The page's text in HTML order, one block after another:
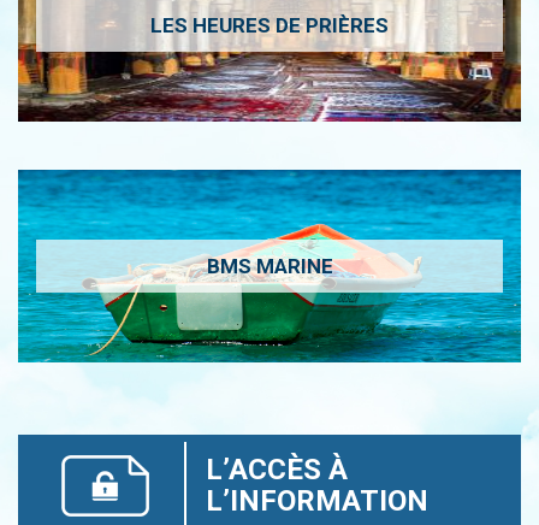
LES HEURES DE PRIÈRES
BMS MARINE
L’ACCÈS À
L’INFORMATION